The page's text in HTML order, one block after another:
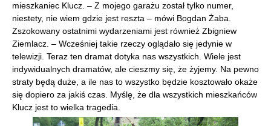
mieszkaniec Klucz. – Z mojego garażu został tylko numer,
niestety, nie wiem gdzie jest reszta – mówi Bogdan Żaba.
Zszokowany ostatnimi wydarzeniami jest również Zbigniew
Ziemlacz. – Wcześniej takie rzeczy oglądało się jedynie w
telewizji. Teraz ten dramat dotyka nas wszystkich. Wiele jest
indywidualnych dramatów, ale cieszmy się, że żyjemy. Na pewno
straty będą duże, a ile nas to wszystko będzie kosztowało okaże
się dopiero za jakiś czas. Myślę, że dla wszystkich mieszkańców
Klucz jest to wielka tragedia.